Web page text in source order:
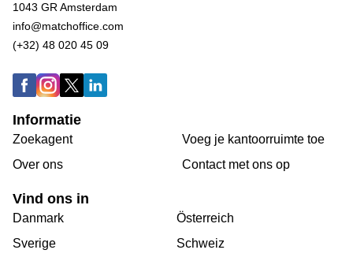
1043 GR Amsterdam
info@matchoffice.com
(+32) 48 020 45 09
Informatie
Zoekagent
Over ons
Voeg je kantoorruimte toe
Сontact met ons op
Vind ons in
Danmark
Sverige
Österreich
Schweiz